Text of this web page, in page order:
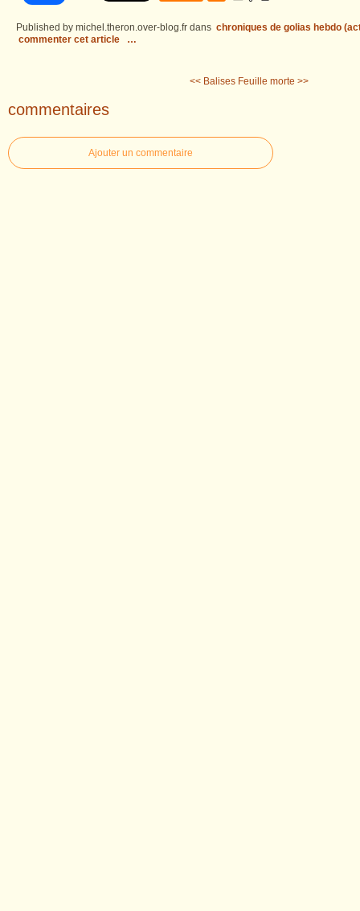
Published by michel.theron.over-blog.fr dans chroniques de golias hebdo
commenter cet article
…
<< Balises Feuille morte >>
commentaires
Ajouter un commentaire